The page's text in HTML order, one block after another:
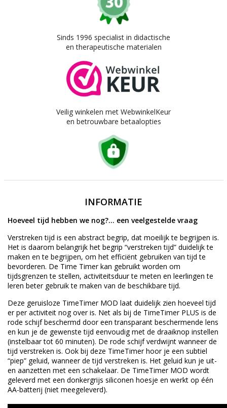
Sinds 1996 specialist in didactische
en therapeutische materialen
Veilig winkelen met WebwinkelKeur
en betrouwbare betaalopties
INFORMATIE
Hoeveel tijd hebben we nog?... een veelgestelde vraag
Verstreken tijd is een abstract begrip, dat moeilijk te begrijpen is.
Het is daarom belangrijk het begrip “verstreken tijd” duidelijk te
maken en te begrijpen, om het efficiënt gebruiken van tijd te
bevorderen. De Time Timer kan gebruikt worden om
tijdsgrenzen te stellen, activiteitsduur te meten en leerlingen te
leren beter gebruik te maken van de beschikbare tijd.
Deze geruisloze TimeTimer MOD laat duidelijk zien hoeveel tijd
er per activiteit nog over is. Net als bij de TimeTimer PLUS is de
rode schijf beschermd door een transparant beschermende lens
en kun je de gewenste tijd eenvoudig met de draaiknop instellen
(instelbaar tot 60 minuten). De rode schijf verdwijnt wanneer de
tijd verstreken is. Ook bij deze TimeTimer hoor je een subtiel
“piep” geluid, wanneer de tijd verstreken is. Het geluid kun je uit-
en aanzetten met een schakelaar. De TimeTimer MOD wordt
geleverd met een donkergrijs siliconen hoesje en werkt op één
AA-batterij (niet meegeleverd).